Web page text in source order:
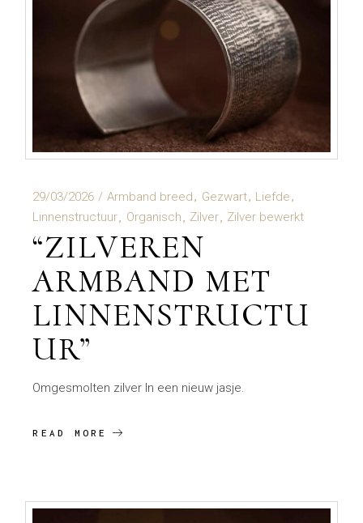
29/03/2026 Armband breed Gezwart
Liefde
Linnenstructuur
Organisch Zilver Zilver bewerkt
“ZILVEREN
ARMBAND MET
LINNENSTRUCTU
UR”
Omgesmolten zilver In een nieuw jasje.
READ MORE